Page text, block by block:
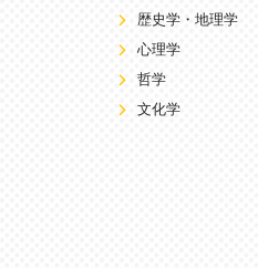
歴史学・地理学
心理学
哲学
文化学